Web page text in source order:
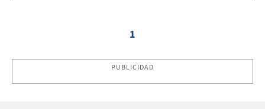
1
PUBLICIDAD